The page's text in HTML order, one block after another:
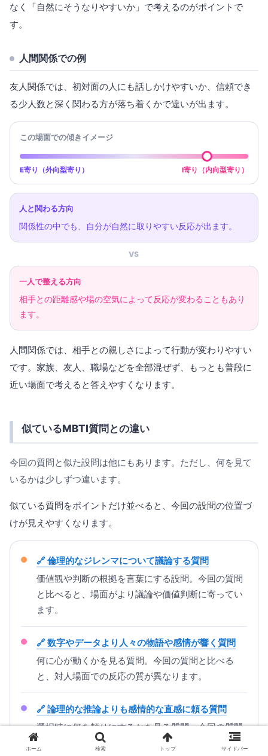
なく「自然にそうなりやすいか」で考えるのがポイントで
す。
人間関係での例
友人関係では、初対面の人にも話しかけやすいか、信頼でき
る少人数と深く関わる方が落ち着くかで違いが出ます。
この場面での傾きイメージ
E寄り（外向型寄り） I寄り（内向型寄り）
人と関わる方向
関係性の中でも、自分が自然に取りやすい反応が出ます。
VS
一人で整える方向
相手との距離感や場の空気によって反応が変わることもあり
ます。
人間関係では、相手との親しさによって行動が変わりやすい
です。家族、友人、職場などを全部混ぜず、もっとも普段に
近い場面で考えると答えやすくなります。
似ているMBTI質問との違い
今回の質問と似た設問は他にもあります。ただし、何を見て
いるかは少しずつ違います。
似ている質問をポイントだけ並べると、今回の設問の位置づ
けが見えやすくなります。
倫理的なジレンマについて議論する質問
価値観や判断の根拠を言葉にする設問。今回の質問
と比べると、場面がより議論や価値判断に寄ってい
ます。
数字やデータより人々の物語や感情が響く質問
何に心が動くかを見る質問。今回の質問と比べる
と、対人場面での反応の質が異なります。
論理的な推論よりも感情的な直感に頼る質問
選択時に何を頼りにするかを見る質問。今回の質問
と比べると、社交性より判断基準に寄っています。
ホーム 検索 トップ サイドバー